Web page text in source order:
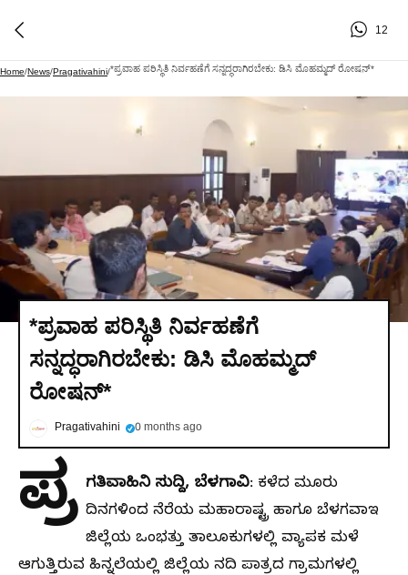
12
Home/News/Pragativahini/*ಪ್ರವಾಹ ಪರಿಸ್ಥಿತಿ ನಿರ್ವಹಣೆಗೆ ಸನ್ನದ್ಧರಾಗಿರಬೇಕು: ಡಿಸಿ ಮೊಹಮ್ಮದ್ ರೋಷನ್*
*ಪ್ರವಾಹ ಪರಿಸ್ಥಿತಿ ನಿರ್ವಹಣೆಗೆ
ಸನ್ನದ್ಧರಾಗಿರಬೇಕು: ಡಿಸಿ ಮೊಹಮ್ಮದ್
ರೋಷನ್*
Pragativahini 0 months ago
ಪ್ರ ಗತಿವಾಹಿನಿ ಸುದ್ದಿ, ಬೆಳಗಾವಿ: ಕಳೆದ ಮೂರು
ದಿನಗಳಿಂದ ನೆರೆಯ ಮಹಾರಾಷ್ಟ್ರ ಹಾಗೂ ಬೆಳಗವಾಇ
ಜಿಲ್ಲೆಯ ಒಂಭತ್ತು ತಾಲೂಕುಗಳಲ್ಲಿ ವ್ಯಾಪಕ ಮಳೆ
ಆಗುತ್ತಿರುವ ಹಿನ್ನಲೆಯಲ್ಲಿ ಜಿಲ್ಲೆಯ ನದಿ ಪಾತ್ರದ ಗ್ರಾಮಗಳಲ್ಲಿ